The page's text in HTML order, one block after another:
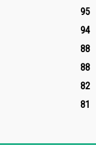
95
94
88
88
82
81